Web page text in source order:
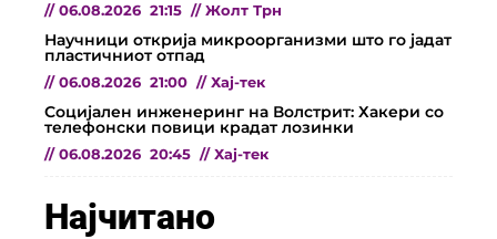
// 06.08.2026 21:15 // Жолт Трн
Научници открија микроорганизми што го јадат
пластичниот отпад
// 06.08.2026 21:00 // Хај-тек
Социјален инженеринг на Волстрит: Хакери со
телефонски повици крадат лозинки
// 06.08.2026 20:45 // Хај-тек
Најчитано